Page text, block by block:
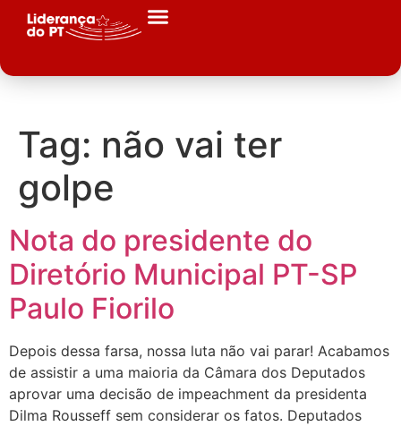
Tag: não vai ter
golpe
Nota do presidente do
Diretório Municipal PT-SP
Paulo Fiorilo
Depois dessa farsa, nossa luta não vai parar! Acabamos
de assistir a uma maioria da Câmara dos Deputados
aprovar uma decisão de impeachment da presidenta
Dilma Rousseff sem considerar os fatos. Deputados